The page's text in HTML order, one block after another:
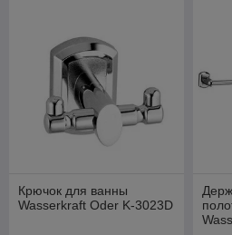
Крючок для ванны
Wasserkraft Oder K-3023D